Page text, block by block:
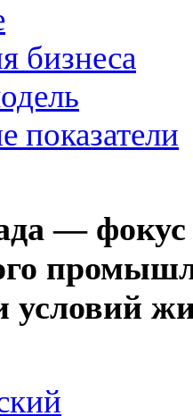
бизнеса
показатели
— фокус